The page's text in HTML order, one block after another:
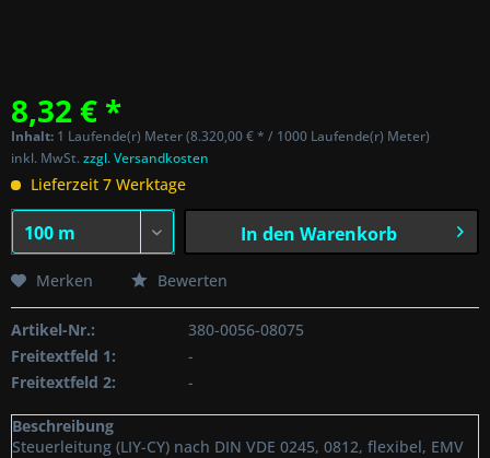
8,32 € *
Inhalt: 1 Laufende(r) Meter (8.320,00 € * / 1000 Laufende(r) Meter)
inkl. MwSt.zzgl. Versandkosten
Lieferzeit 7 Werktage
In den Warenkorb
Merken Bewerten
Artikel-Nr.:
380-0056-08075
Freitextfeld 1:
-
Freitextfeld 2:
-
Beschreibung
Steuerleitung (LIY-CY) nach DIN VDE 0245, 0812, flexibel, EMV